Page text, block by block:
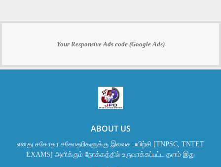
Your Responsive Ads code (Google Ads)
ABOUT US
எனது சகோதர சகோதரிகளுக்கு இலவச பயிற்சி [TNPSC, TNTET
EXAMS] அளிக்கும் நோக்கத்தில் உருவாக்கப்பட்ட தளம் இது